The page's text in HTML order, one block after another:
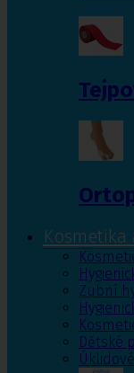
Zubní
Dětské